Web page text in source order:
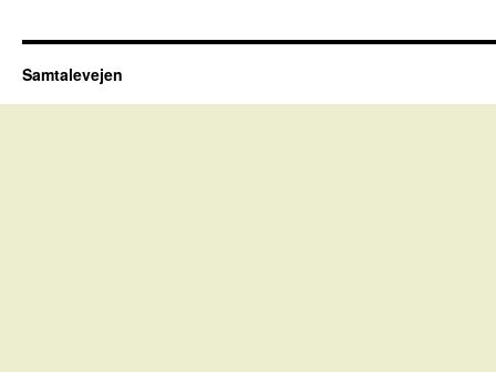
Samtalevejen